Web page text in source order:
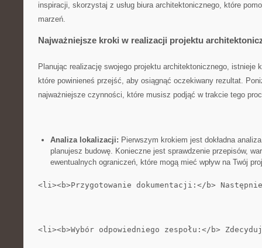
inspiracji, skorzystaj z usług biura architektonicznego, które
marzeń.
Najważniejsze kroki w realizacji projektu
Planując realizację swojego ​projektu architektonicznego,‌ istnieje
które powinieneś przejść,‌ aby osiągnąć ⁣oczekiwany rezultat.
najważniejsze czynności,‌ które musisz podjąć w trakcie tego
Analiza lokalizacji: Pierwszym krokiem jest dokładna
planujesz⁣ budowę. Konieczne jest sprawdzenie przepisów,
ewentualnych ograniczeń, które mogą mieć wpływ na Twój
<li><b>Przygotowanie dokumentacji:</b>
<li><b>Wybór odpowiedniego zespołu:</b>